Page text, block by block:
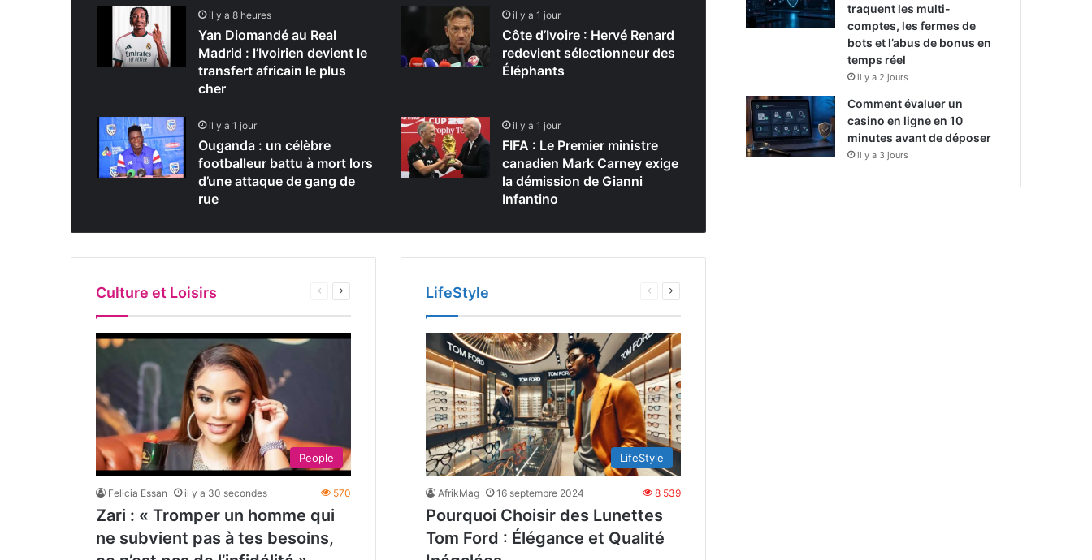
il y a 8 heures
Yan Diomandé au Real
Madrid : l’Ivoirien devient le
transfert africain le plus
cher
il y a 1 jour
Côte d’Ivoire : Hervé Renard
redevient sélectionneur des
Éléphants
il y a 1 jour
Ouganda : un célèbre
footballeur battu à mort lors
d’une attaque de gang de
rue
il y a 1 jour
FIFA : Le Premier ministre
canadien Mark Carney exige
la démission de Gianni
Infantino
Culture et Loisirs
PagePage
People
Felicia Essan il y a 30 secondes 570
Zari : « Tromper un homme qui
ne subvient pas à tes besoins,
LifeStyle
PagePage
LifeStyle
AfrikMag 16 septembre 2024 8 539
Pourquoi Choisir des Lunettes
Tom Ford : Élégance et Qualité
traquent les multi-
comptes, les fermes de
bots et l’abus de bonus en
temps réel
il y a 2 jours
Comment évaluer un
casino en ligne en 10
minutes avant de déposer
il y a 3 jours